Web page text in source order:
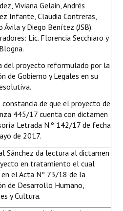
Viviana Gelain, Andrés
Infante, Claudia Contreras,
Ávila y Diego Benítez (JSB).
Lic. Florencia Secchiaro y
del proyecto reformulado por la
de Gobierno y Legales en su
constancia de que el proyecto de
445/17 cuenta con dictamen
Letrada N.º 142/17 de fecha
de 2017.
Sánchez da lectura al dictamen
en tratamiento el cual
el Acta Nº 73/18 de la
de Desarrollo Humano,
y Cultura.